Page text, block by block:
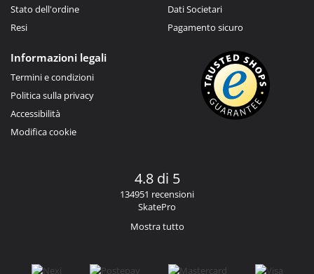
Stato dell'ordine
Resi
Dati Societari
Pagamento sicuro
Informazioni legali
Termini e condizioni
Politica sulla privacy
Accessibilità
Modifica cookie
4.8 di 5
134951 recensioni
SkatePro
Mostra tutto